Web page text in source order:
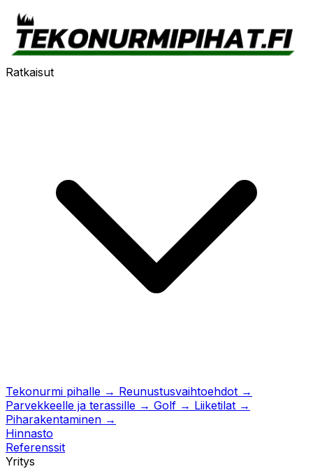
Ratkaisut
Tekonurmi pihalle → Reunustusvaihtoehdot →
Parvekkeelle ja terassille → Golf → Liiketilat →
Piharakentaminen →
Hinnasto
Referenssit
Yritys